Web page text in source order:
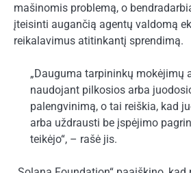
mašinomis problemą, o
įteisinti augančią agentų valdomą
reikalavimus atitinkantį sprendimą.
„Dauguma tarpininkų mokėjimų
naudojant pilkosios arba
palengvinimą, o tai reiškia, kad
arba uždrausti be įspėjimo
teikėjo“, – rašė jis.